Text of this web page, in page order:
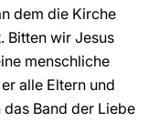
dem die Kirche
Bitten wir Jesus
menschliche
alle Eltern und
Band der Liebe